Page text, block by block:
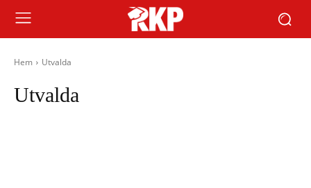
Hem Utvalda
Utvalda